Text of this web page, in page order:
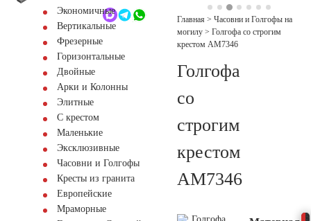
Обратный звонокЭкономичные
Вертикальные
Фрезерные
Горизонтальные
Двойные
Арки и Колонны
Элитные
С крестом
Маленькие
Эксклюзивные
Часовни и Голгофы
Кресты из гранита
Европейские
Мраморные
Главная > Часовни и Голгофы на
могилу > Голгофа со строгим
крестом AM7346
Голгофа
со
строгим
крестом
AM7346